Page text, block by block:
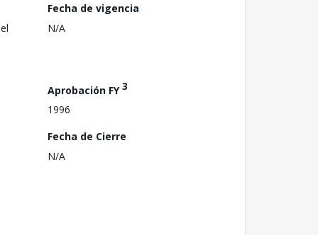
Fecha de vigencia
N/A
Aprobación FY3
1996
Fecha de Cierre
N/A